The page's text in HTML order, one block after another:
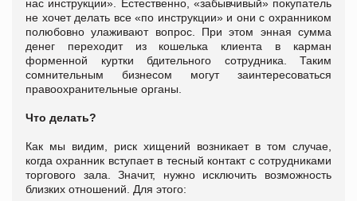
нас инструкции». Естественно, «забывчивый» покупатель
не хочет делать все «по инструкции» и они с охранником
полюбовно улаживают вопрос. При этом энная сумма
денег переходит из кошелька клиента в карман
форменной куртки бдительного сотрудника. Таким
сомнительным бизнесом могут заинтересоваться
правоохранительные органы.
Что делать?
Как мы видим, риск хищений возникает в том случае,
когда охранник вступает в тесный контакт с сотрудниками
торгового зала. Значит, нужно исключить возможность
близких отношений. Для этого: